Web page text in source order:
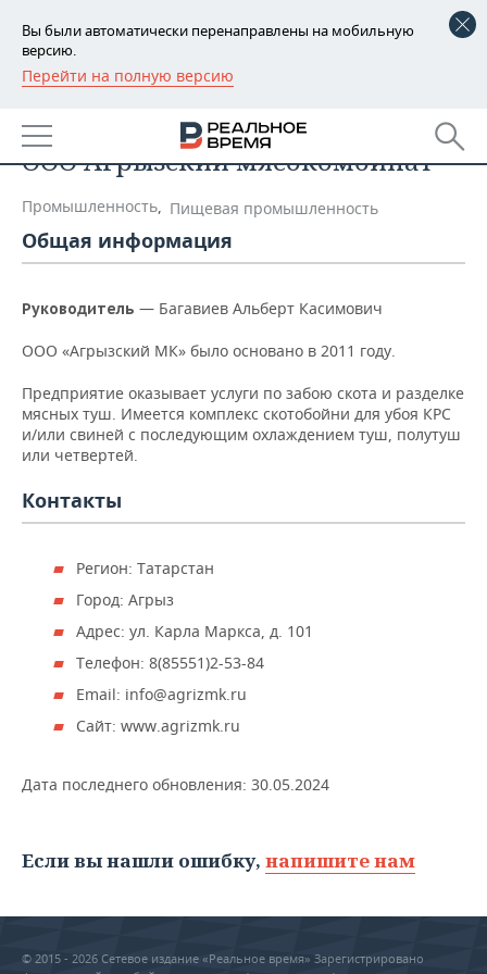
Вы были автоматически перенаправлены на мобильную
версию.
Перейти на полную версию
РЕГИОНЫ
БАШКОРТОСТАН
ТАТАРСТАН
УДМУРТИЯ
НОВОСТИ
АНАЛИТИКА
НОВОСТИ АНАЛИТИКИ
КОМУ ПРИНАДЛЕЖАТ
ТОРГОВЫЕ ЦЕНТРЫ
ТАТАРСТАНА
ЭКОНОМИКА
БЮДЖЕТ
ПРОМЫШЛЕННОСТИ
АГРОПРОМ
МАШИНОСТРОЕНИЕ
НЕФТЕХИМИЯ
ОПК
ЭНЕРГЕТИКА
НОВОСТИ АВТО
БИЗНЕС
РОЗНИЧНАЯ ТОРГОВЛЯ
ТРАНСПОРТ
УСЛУГИ
НОВОСТИ ТЕХНОЛОГИЙ
МЕДИА
ТЕЛЕКОММУНИКАЦИИ
МЕРОПРИЯТИЯ
НОВОСТИ МЕРОПРИЯТИЙ
ВЫЕЗДНАЯ РЕДАКЦИЯ
БИЗНЕС-БРАНЧИ
ONLINE-КОНФЕРЕНЦИИ
ОТКРЫТАЯ ЛЕКЦИЯ
СПОРТ
НОВОСТИ СПОРТА
ХОККЕЙ
БАСКЕТБОЛ
ОБЩЕСТВО
НОВОСТИ ОБЩЕСТВА
ВЛАСТЬ
ИНФРАСТРУКТУРА
ФОТОГАЛЕРЕЯ
СЮЖЕТЫ
СПРАВОЧНИК
ООО Агрызский мясокомбинат
Промышленность, Пищевая промышленность
Общая информация
Руководитель — Багавиев Альберт Касимович
ООО «Агрызский МК» было основано в 2011 году.
Предприятие оказывает услуги по забою скота и разделке
мясных туш. Имеется комплекс скотобойни для убоя КРС
и/или свиней с последующим охлаждением туш, полутуш
или четвертей.
Контакты
Регион: Татарстан
Город: Агрыз
Адрес: ул. Карла Маркса, д. 101
Телефон: 8(85551)2-53-84
Email: info@agrizmk.ru
Сайт: www.agrizmk.ru
Дата последнего обновления: 30.05.2024
Если вы нашли ошибку, напишите нам
© 2015 - 2026 Сетевое издание «Реальное время» Зарегистрировано